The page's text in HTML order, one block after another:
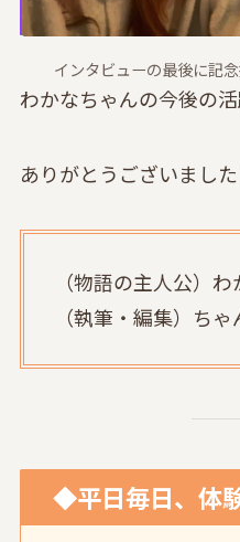
インタビューの最後に記
わかなちゃんの今後の
ありがとうございました
（物語の主人公）わ
（執筆・編集）ち
◆平日毎日、体